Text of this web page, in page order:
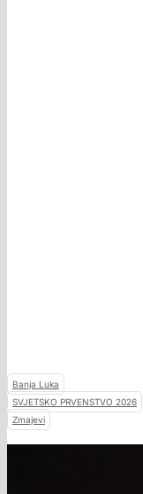
Banja Luka
SVJETSKO PRVENSTVO 2026
Zmajevi